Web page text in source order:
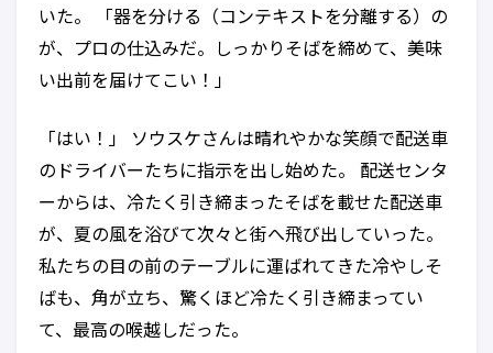
いた。 「器を分ける（コンテキストを分離する）の
が、プロの仕込みだ。しっかりそばを締めて、美味
い出前を届けてこい！」
「はい！」 ソウスケさんは晴れやかな笑顔で配送車
のドライバーたちに指示を出し始めた。 配送センタ
ーからは、冷たく引き締まったそばを載せた配送車
が、夏の風を浴びて次々と街へ飛び出していった。
私たちの目の前のテーブルに運ばれてきた冷やしそ
ばも、角が立ち、驚くほど冷たく引き締まってい
て、最高の喉越しだった。